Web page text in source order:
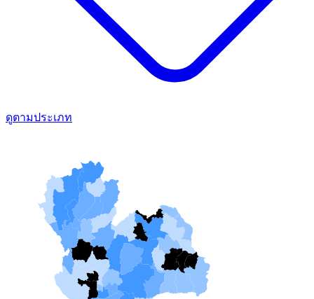
ดูตามประเภท